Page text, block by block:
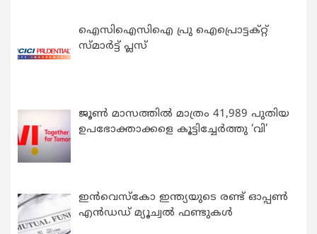
ഐസിഐസിഐ പ്രു ഐപ്രൊട്ടക്റ്റ്
സ്മാർട്ട് പ്ലസ്
ജൂൺ മാസത്തിൽ മാത്രം 41,989 പുതിയ
ഉപഭോക്താക്കളെ കൂട്ടിച്ചേർത്തു ‘വി’
ഇന്‍വെസ്കോ ഇന്ത്യയുടെ രണ്ട് ഓപ്പണ്‍
എന്‍ഡഡ് മ്യൂച്വല്‍ ഫണ്ടുകള്‍